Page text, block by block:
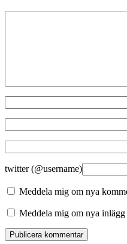
twitter (@username)
Meddela mig om nya
Meddela mig om nya inlägg